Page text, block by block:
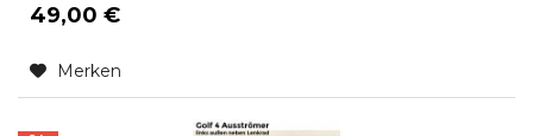
49,00 €
Merken